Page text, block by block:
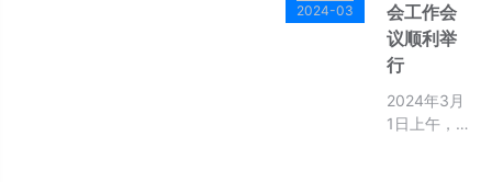
能”的一次鲜
活展示。它
为行业提供
了可观察、
可复制的实
践场，真正
2024-03
会工作会
议顺利举
行
2024年3月
1日上午，